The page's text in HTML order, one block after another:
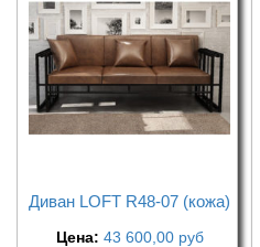
Диван LOFT R48-07 (кожа)
Цена: 43 600,00 руб